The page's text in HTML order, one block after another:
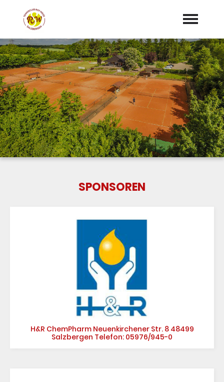
Startseite
Vorstand
Mannschaften
"Jetzt Mitglied werden"
Trainer
SPONSOREN
H&R ChemPharm Neuenkirchener Str. 8 48499
Salzbergen Telefon: 05976/945-0